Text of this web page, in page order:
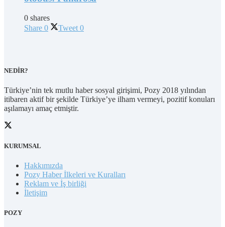
0 shares
Share 0 Tweet 0
NEDİR?
Türkiye’nin tek mutlu haber sosyal girişimi, Pozy 2018 yılından
itibaren aktif bir şekilde Türkiye’ye ilham vermeyi, pozitif konuları
aşılamayı amaç etmiştir.
KURUMSAL
Hakkımızda
Pozy Haber İlkeleri ve Kuralları
Reklam ve İş birliği
İletişim
POZY